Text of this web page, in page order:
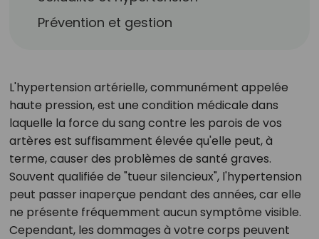
Prévention et gestion
L'hypertension artérielle, communément appelée
haute pression, est une condition médicale dans
laquelle la force du sang contre les parois de vos
artères est suffisamment élevée qu'elle peut, à
terme, causer des problèmes de santé graves.
Souvent qualifiée de "tueur silencieux", l'hypertension
peut passer inaperçue pendant des années, car elle
ne présente fréquemment aucun symptôme visible.
Cependant, les dommages à votre corps peuvent